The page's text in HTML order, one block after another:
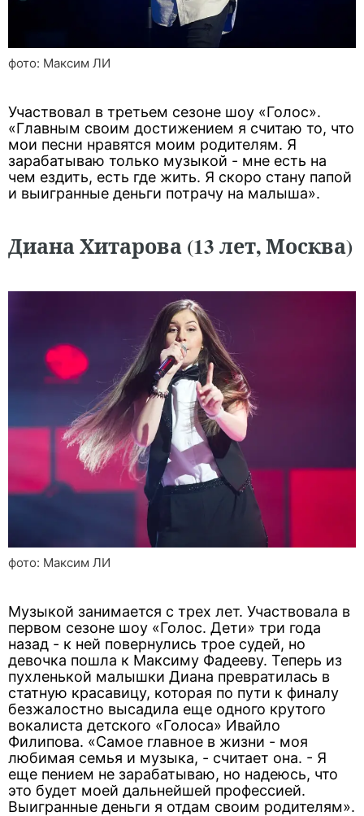
фото: Максим ЛИ
Участвовал в третьем сезоне шоу «Голос».
«Главным своим достижением я считаю то, что
мои песни нравятся моим родителям. Я
зарабатываю только музыкой - мне есть на
чем ездить, есть где жить. Я скоро стану папой
и выигранные деньги потрачу на малыша».
Диана Хитарова (13 лет, Москва)
фото: Максим ЛИ
Музыкой занимается с трех лет. Участвовала в
первом сезоне шоу «Голос. Дети» три года
назад - к ней повернулись трое судей, но
девочка пошла к Максиму Фадееву. Теперь из
пухленькой малышки Диана превратилась в
статную красавицу, которая по пути к финалу
безжалостно высадила еще одного крутого
вокалиста детского «Голоса» Ивайло
Филипова. «Самое главное в жизни - моя
любимая семья и музыка, - считает она. - Я
еще пением не зарабатываю, но надеюсь, что
это будет моей дальнейшей профессией.
Выигранные деньги я отдам своим родителям».